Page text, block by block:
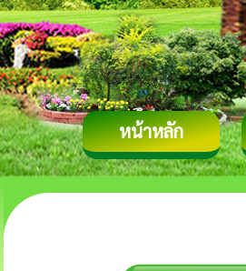
หน้าหลัก